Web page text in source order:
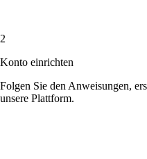
2
Konto einrichten
Folgen Sie den Anweisungen,
unsere Plattform.